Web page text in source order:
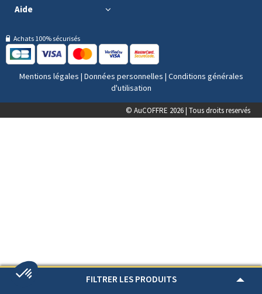
FILTRER LES PRODUITS
Aide
Achats 100% sécurisés
Mentions légales | Données personnelles | Conditions générales
d'utilisation
© AuCOFFRE 2026 | Tous droits reservés